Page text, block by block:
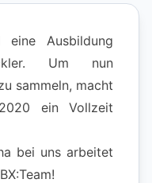
eine Ausbildung
Um nun
sammeln, macht
ein Vollzeit
bei uns arbeitet